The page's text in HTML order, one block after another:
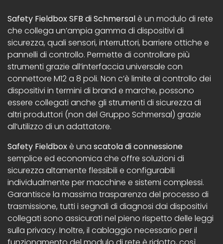
Safety Fieldbox SFB di Schmersalè un modulo di rete
che collega un’ampia gamma di dispositivi di
sicurezza, quali sensori, interruttori, barriere ottiche e
pannelli di controllo. Permette di controllare più
strumenti grazie all’interfaccia universale con
connettore M12 a 8 poli. Non c’è limite al controllo dei
dispositivi in termini di brand e marche, possono
essere collegati anche gli strumenti di sicurezza di
altri produttori (non del Gruppo Schmersal) grazie
all’utilizzo di un adattatore.
Safety Fieldboxè una scatola di connessione
semplice ed economica che offre soluzioni di
sicurezza altamente flessibili e configurabili
individualmente per macchine e sistemi complessi.
Garantisce la massima trasparenza del processo di
trasmissione, tutti i segnali di diagnosi dai dispositivi
collegati sono assicurati nel pieno rispetto delle leggi
sulla privacy. Inoltre, il cablaggio necessario per il